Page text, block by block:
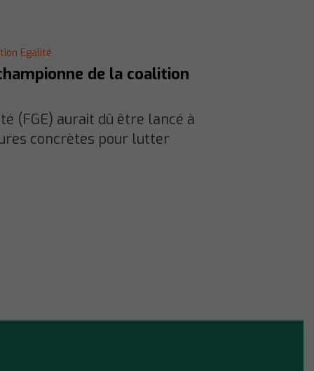
Egalité
de la coalition
(FGE) aurait dû être lancé à
concrètes pour lutter